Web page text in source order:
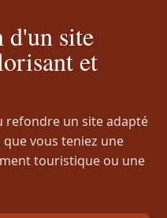
d'un site
et
refondre un site adapté
vous teniez une
touristique ou une